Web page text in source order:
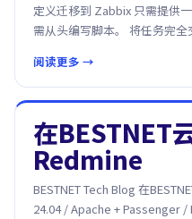
定义迁移到 Zabbix 只需提供
需从头编写脚本。 将任务完
阅读更多 →
在BESTNET
Redmine
BESTNET Tech Blog 在
24.04 / Apache + Passenger